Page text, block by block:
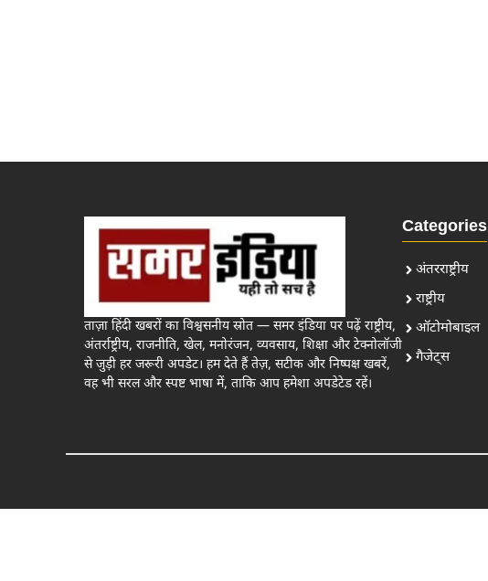
ताज़ा हिंदी खबरों का विश्वसनीय स्रोत — समर इंडिया पर पढ़ें राष्ट्रीय,
अंतर्राष्ट्रीय, राजनीति, खेल, मनोरंजन, व्यवसाय, शिक्षा और टेक्नोलॉजी
से जुड़ी हर जरूरी अपडेट। हम देते हैं तेज़, सटीक और निष्पक्ष खबरें,
वह भी सरल और स्पष्ट भाषा में, ताकि आप हमेशा अपडेटेड रहें।
Categories
अंतरराष्ट्रीय
राष्ट्रीय
ऑटोमोबाइल
गैजेट्स